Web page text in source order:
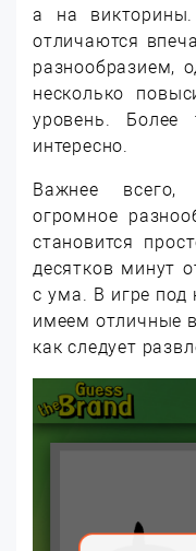
а на
отличаются
разнообразием,
несколько
уровень.
интересно.
Важнее всего,
огромное
становится
десятков минут
с ума. В игре под
имеем отличные
как следует